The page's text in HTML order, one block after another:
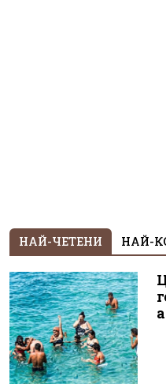
НАЙ-ЧЕТЕНИ НАЙ-